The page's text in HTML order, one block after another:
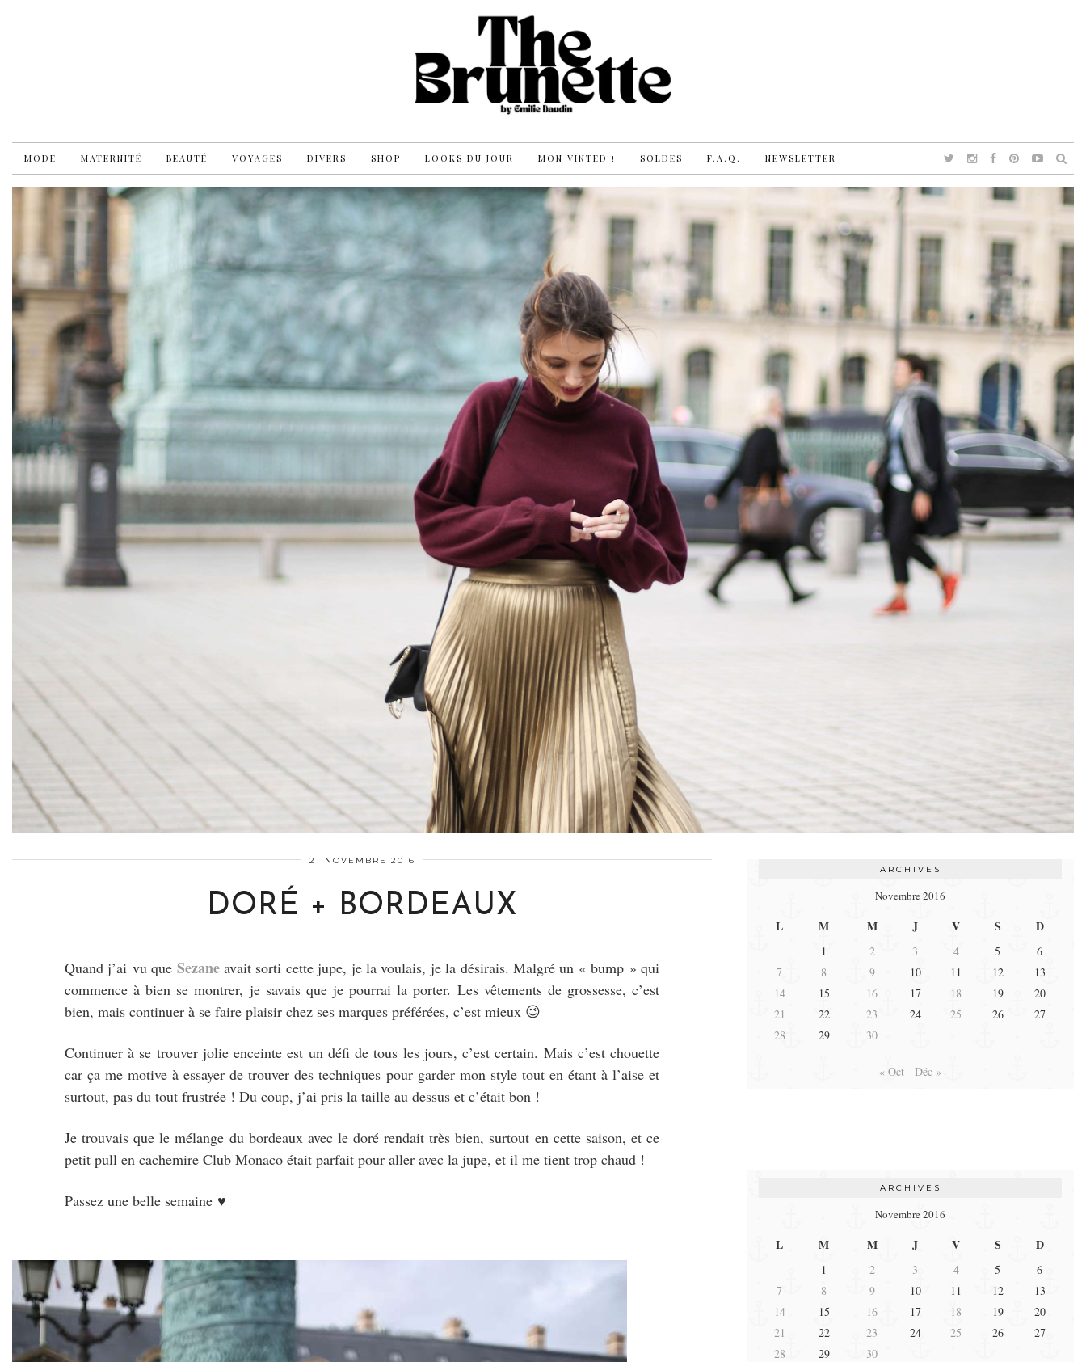
MODE MATERNITÉ BEAUTÉ VOYAGES DIVERS SHOP LOOKS DU JOUR MON VINTED ! SOLDES F.A.Q. NEWSLETTER
21 NOVEMBRE 2016
DORÉ + BORDEAUX
Quand j’ai vu que Sezaneavait sorti cette jupe, je la voulais, je la désirais. Malgré un « bump » qui
commence à bien se montrer, je savais que je pourrai la porter. Les vêtements de grossesse, c’est
bien, mais continuer à se faire plaisir chez ses marques préférées, c’est mieux 😉
Continuer à se trouver jolie enceinte est un défi de tous les jours, c’est certain. Mais c’est chouette
car ça me motive à essayer de trouver des techniques pour garder mon style tout en étant à l’aise et
surtout, pas du tout frustrée ! Du coup, j’ai pris la taille au dessus et c’était bon !
Je trouvais que le mélange du bordeaux avec le doré rendait très bien, surtout en cette saison, et ce
petit pull en cachemire Club Monaco était parfait pour aller avec la jupe, et il me tient trop chaud !
Passez une belle semaine ♥
ARCHIVES
Novembre 2016
L M M J V S D
1 2 3 4 5
6
7
8 9 10 11 12
13
14
15 16 17 18 19
20
21
22 23 24 25 26
27
28
29 30
« Oct Déc »
ARCHIVES
Novembre 2016
L M M J V S D
1 2 3 4 5
6
7
8 9 10 11 12
13
14
15 16 17 18 19
20
21
22 23 24 25 26
27
28
29 30